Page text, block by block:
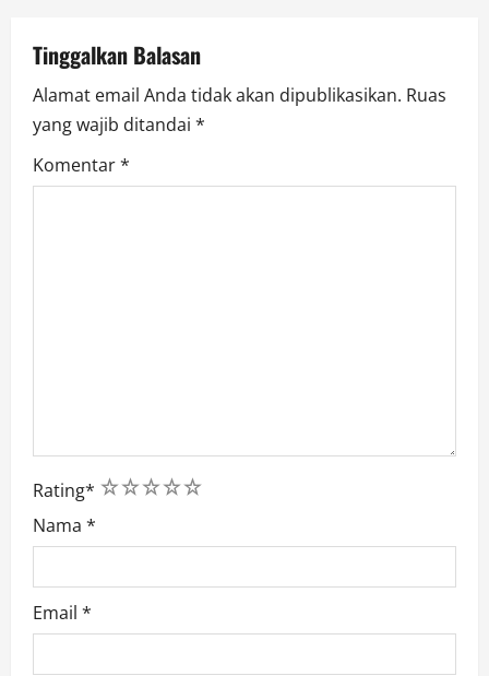
o
n
Tinggalkan Balasan
Alamat email Anda tidak akan dipublikasikan. Ruas
yang wajib ditandai *
Komentar*
Rating* 5
4
3
2
1
Nama *
Email *